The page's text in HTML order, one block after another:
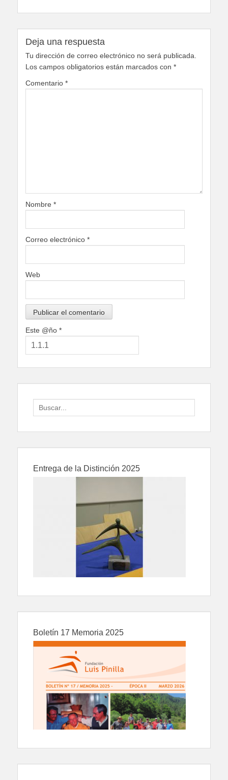
Deja una respuesta
Tu dirección de correo electrónico no será publicada.
Los campos obligatorios están marcados con *
Comentario *
Nombre *
Correo electrónico *
Web
Este @ño *
Search
for:
Entrega de la Distinción 2025
Boletín 17 Memoria 2025